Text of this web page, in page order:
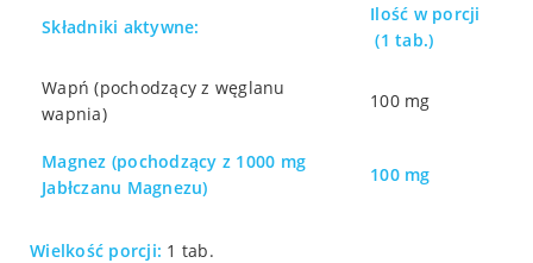
Składniki aktywne:
Ilość w porcji
(1 tab.)
Wapń (pochodzący z węglanu
wapnia)
100 mg
Magnez (pochodzący z 1000 mg
Jabłczanu Magnezu)
100 mg
Wielkość porcji: 1 tab.